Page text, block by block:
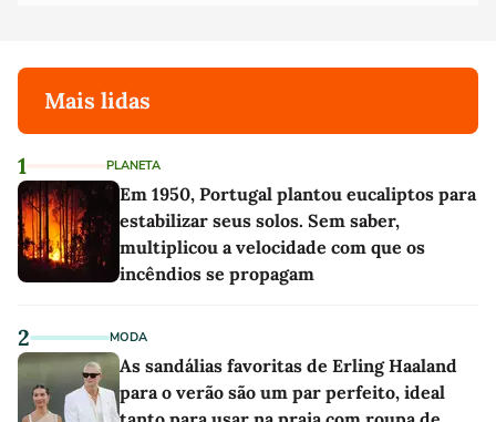
Mais lidas
1 PLANETA
Em 1950, Portugal plantou eucaliptos para
estabilizar seus solos. Sem saber,
multiplicou a velocidade com que os
incêndios se propagam
2 MODA
As sandálias favoritas de Erling Haaland
para o verão são um par perfeito, ideal